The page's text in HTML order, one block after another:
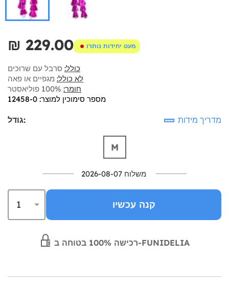
₪‎ 229.00 מעט יחידות נותרו
כולל: סרבל עם שרוכים
לא כולל: מגפיים או פאה
חומר:
מספר סימוכין למוצר: 12458-0
גודל: מדריך מידות
M
משלוח 2026-08-07
קנה עכשיו
רכישה 100% בטוחה ב-FUNIDELIA